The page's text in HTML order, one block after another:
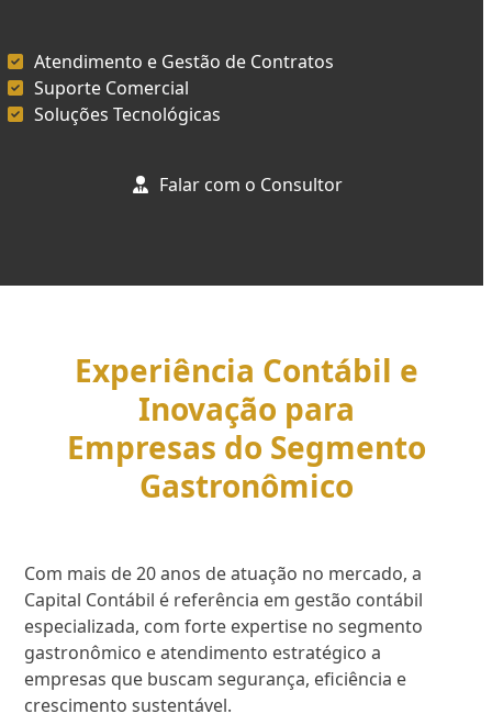
Atendimento e Gestão de Contratos
Suporte Comercial
Soluções Tecnológicas
Falar com o Consultor
Experiência Contábil e
Inovação para
Empresas do Segmento
Gastronômico
Com mais de 20 anos de atuação no mercado, a
Capital Contábil é referência em gestão contábil
especializada, com forte expertise no segmento
gastronômico e atendimento estratégico a
empresas que buscam segurança, eficiência e
crescimento sustentável.